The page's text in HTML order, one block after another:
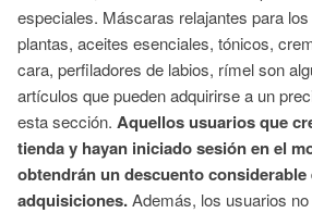
especiales. Máscaras relajantes para
plantas, aceites esenciales, tónicos,
cara, perfiladores de labios, rímel son
artículos que pueden adquirirse a un
esta sección. Aquellos usuarios que
tienda y hayan iniciado sesión en el
obtendrán un descuento considerable
adquisiciones.Además, los usuarios